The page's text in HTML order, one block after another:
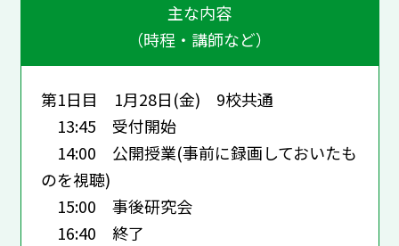
主な内容
（時程・講師など）
第1日目 1月28日(金) 9校共通
13:45 受付開始
14:00 公開授業(事前に録画しておいたも
のを視聴)
15:00 事後研究会
16:40 終了